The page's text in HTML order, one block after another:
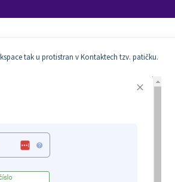
tak u protistran v Kontaktech tzv. patičku.